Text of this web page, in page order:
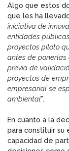
Algo que estos
que les ha
iniciativa de
entidades
proyectos piloto
antes de ponerlas
previa de
proyectos de
empresarial se
ambiental”.
En cuanto a la
para constituir su
capacidad de